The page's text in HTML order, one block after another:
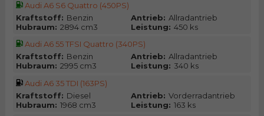
Audi A6 S6 Quattro (450PS)
Kraftstoff: Benzin Antrieb: Allradantrieb
Hubraum: 2894 cm3 Leistung: 450 ks
Audi A6 55 TFSI Quattro (340PS)
Kraftstoff: Benzin Antrieb: Allradantrieb
Hubraum: 2995 cm3 Leistung: 340 ks
Audi A6 35 TDI (163PS)
Kraftstoff: Diesel Antrieb: Vorderradantrieb
Hubraum: 1968 cm3 Leistung: 163 ks